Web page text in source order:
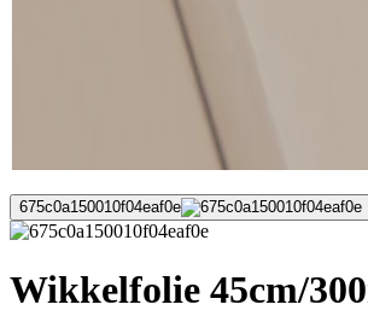
675c0a150010f04eaf0e
Wikkelfolie 45cm/